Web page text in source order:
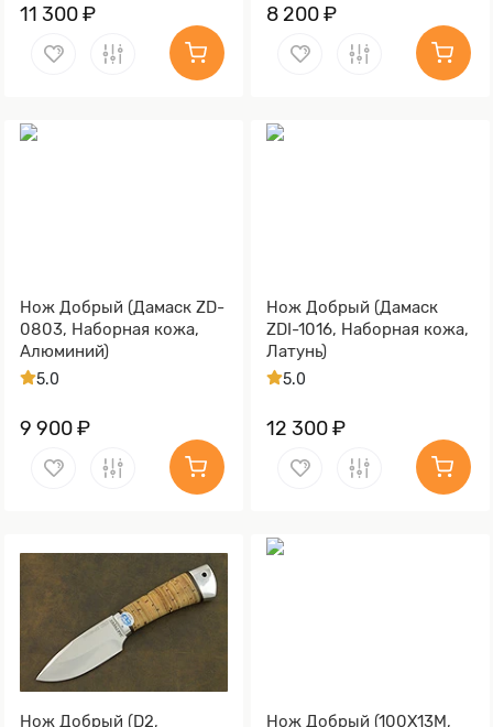
11 300 ₽ 8 200 ₽
Нож Добрый (Дамаск ZD-
0803, Наборная кожа,
Алюминий)
5.0
9 900 ₽
Нож Добрый (Дамаск
ZDI-1016, Наборная кожа,
Латунь)
5.0
12 300 ₽
Нож Добрый (D2, Нож Добрый (100Х13М,